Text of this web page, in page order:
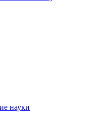
науки